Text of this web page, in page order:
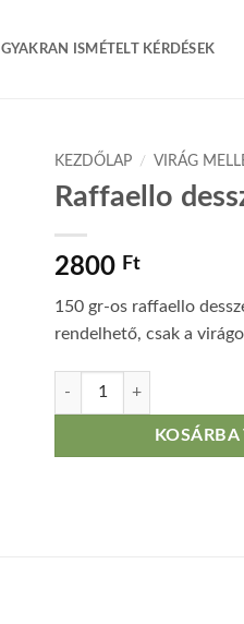
GYAKRAN ISMÉTELT KÉRDÉSEK
KEZDŐLAP / VIRÁG
Raffaello
2800 Ft
150 gr-os raffaello
rendelhető, csak a
Raffaello desszert mennyiség
KOSÁRBA